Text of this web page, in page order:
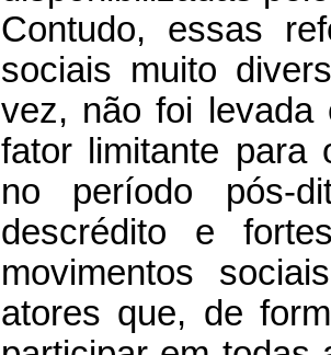
Contudo, essas
sociais muito
vez, não foi levada
fator limitante para
no período pós-
descrédito e
movimentos
atores que, de